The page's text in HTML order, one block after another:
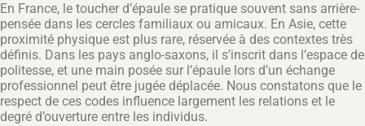
En France, le toucher d’épaule se pratique souvent sans arrière-
pensée dans les cercles familiaux ou amicaux. En Asie, cette
proximité physique est plus rare, réservée à des contextes très
définis. Dans les pays anglo-saxons, il s’inscrit dans l’espace de
politesse, et une main posée sur l’épaule lors d’un échange
professionnel peut être jugée déplacée. Nous constatons que le
respect de ces codes influence largement les relations et le
degré d’ouverture entre les individus.